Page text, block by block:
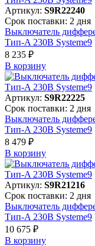
Артикул: S9R22240
Срок поставки: 2 дня
Выключатель
Тип-A 230В Systeme9
8 235 ₽
В корзинy
Артикул: S9R22225
Срок поставки: 2 дня
Выключатель
Тип-A 230В Systeme9
8 479 ₽
В корзинy
Артикул: S9R21216
Срок поставки: 2 дня
Выключатель
Тип-A 230В Systeme9
10 675 ₽
В корзинy